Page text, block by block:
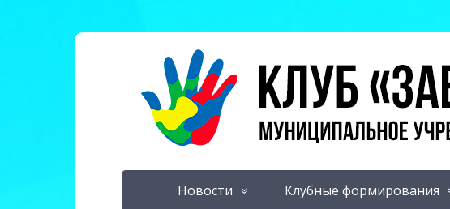
Новости Клубные формирования